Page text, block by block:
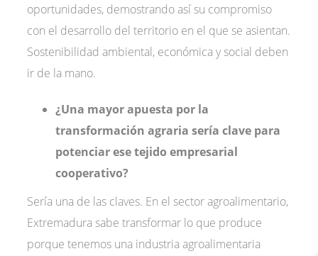
oportunidades, demostrando así su compromiso
con el desarrollo del territorio en el que se asientan.
Sostenibilidad ambiental, económica y social deben
ir de la mano.
¿Una mayor apuesta por la
transformación agraria sería clave para
potenciar ese tejido empresarial
cooperativo?
Sería una de las claves. En el sector agroalimentario,
Extremadura sabe transformar lo que produce
porque tenemos una industria agroalimentaria